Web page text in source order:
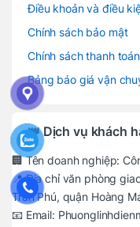
Điều khoản và điều
Chính sách bảo mật
Chính sách thanh toán
Bảng báo giá vận
👑 Dịch vụ khách
🏢 Tên doanh nghiệp:
📍 Địa chỉ văn phòng
Trần Phú, quận Hoàng
📧 Email: